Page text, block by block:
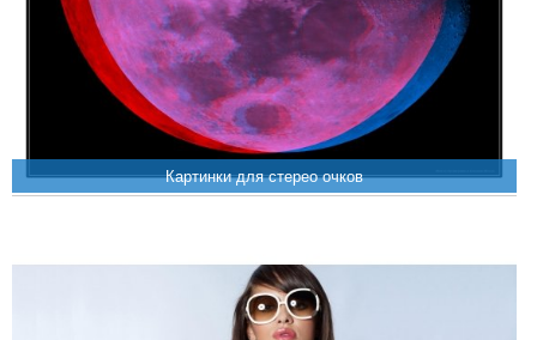
Картинки для стерео очков